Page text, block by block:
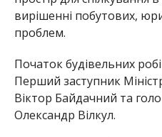
вирішенні побутових,
проблем.
Початок будівельних
Перший заступник
Віктор Байдачний та
Олександр Вілкул.